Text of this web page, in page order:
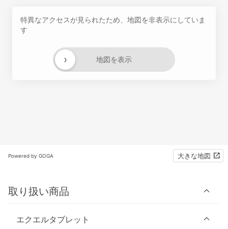
特異なアクセスが見られたため、地図を非表示にしていま
す
地図を表示
›
Powered by GOGA 大きな地図
取り扱い商品
エクエルタブレット